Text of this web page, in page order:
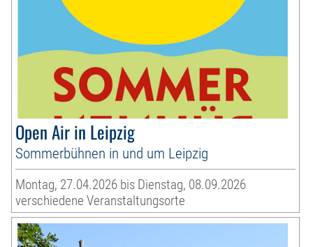
Open Air in Leipzig
Sommerbühnen in und um Leipzig
Montag, 27.04.2026 bis Dienstag, 08.09.2026
verschiedene Veranstaltungsorte